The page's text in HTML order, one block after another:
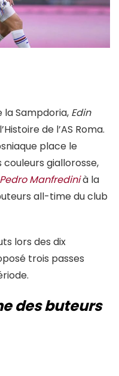
la Sampdoria, Edin
de l’AS Roma.
place le
couleurs giallorosse,
Pedro Manfredinià la
all-time du club
lors des dix
trois passes
des buteurs